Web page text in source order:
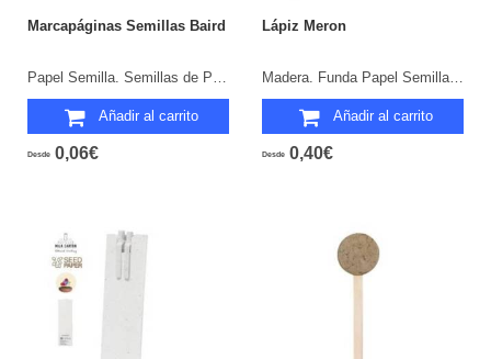
Marcapáginas Semillas Baird
Añadir al carrito
Desde 0,06€
Lápiz Meron
Añadir al carrito
Desde 0,40€